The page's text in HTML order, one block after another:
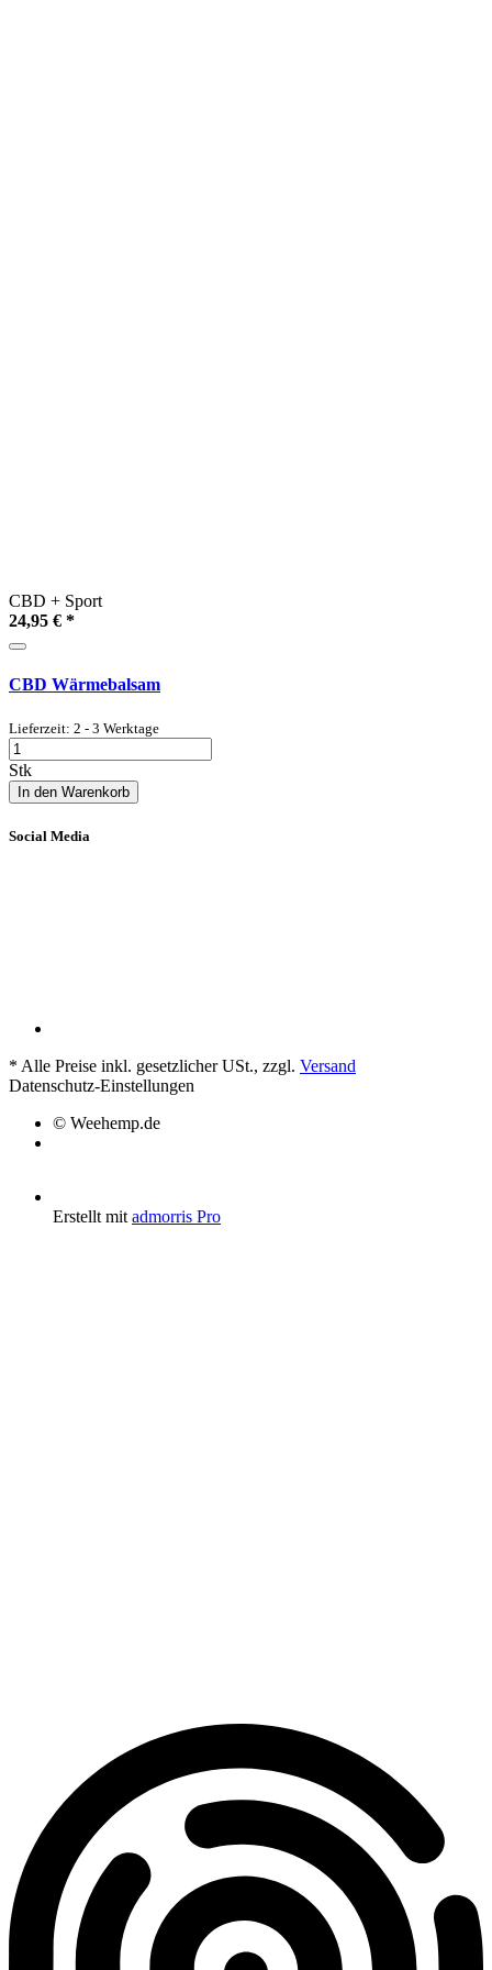
CBD + Sport
24,95 € *
CBD Wärmebalsam
Lieferzeit: 2 - 3 Werktage
Stk
In den Warenkorb
Social Media
* Alle Preise inkl. gesetzlicher USt., zzgl. Versand
Datenschutz-Einstellungen
© Weehemp.de
Erstellt mit admorris Pro